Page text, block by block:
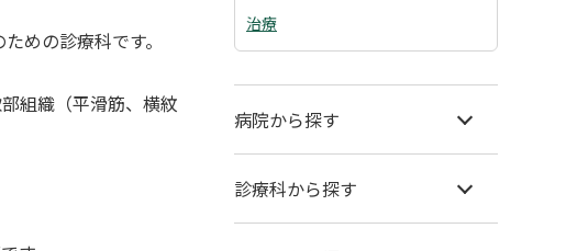
めの診療科です。
組織（平滑筋、横紋
治療
病院から探す
診療科から探す